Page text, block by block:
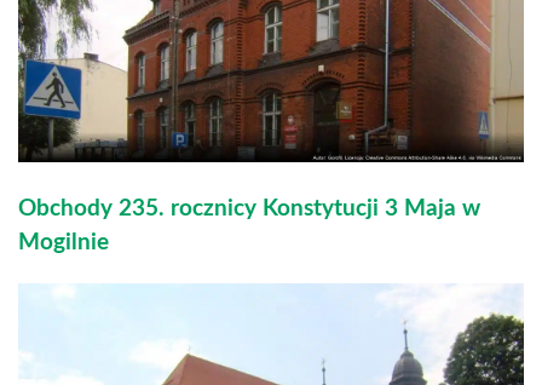
Obchody 235. rocznicy Konstytucji 3 Maja w
Mogilnie